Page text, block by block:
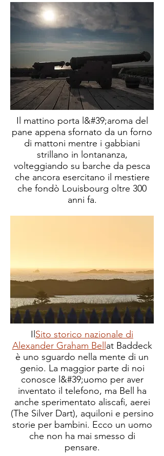
Il mattino porta l&#39;aroma del
pane appena sfornato da un forno
di mattoni mentre i gabbiani
strillano in lontananza,
volteggiando su barche da pesca
che ancora esercitano il mestiere
che fondò Louisbourg oltre 300
anni fa.
Il Sito storico nazionale di
Alexander Graham Bell at Baddeck
è uno sguardo nella mente di un
genio. La maggior parte di noi
conosce l&#39;uomo per aver
inventato il telefono, ma Bell ha
anche sperimentato aliscafi, aerei
(The Silver Dart), aquiloni e persino
storie per bambini. Ecco un uomo
che non ha mai smesso di
pensare.